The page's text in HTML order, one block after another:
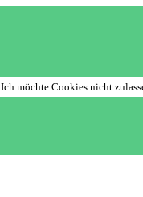
Ich möchte Cookies nicht